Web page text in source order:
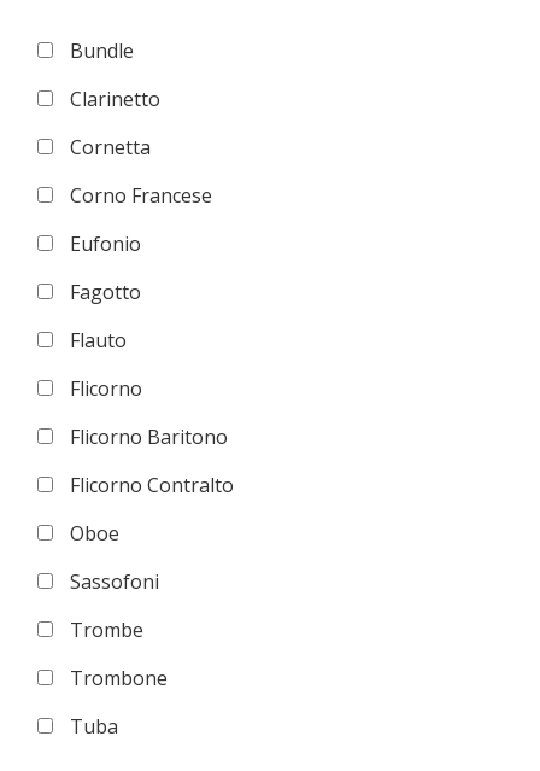
Bundle
Clarinetto
Cornetta
Corno Francese
Eufonio
Fagotto
Flauto
Flicorno
Flicorno Baritono
Flicorno Contralto
Oboe
Sassofoni
Trombe
Trombone
Tuba